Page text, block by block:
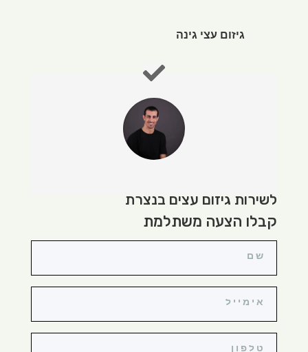
גיזום עצי גינה
לשירות גיזום עצים בנצרת
קבלו הצעה משתלמת